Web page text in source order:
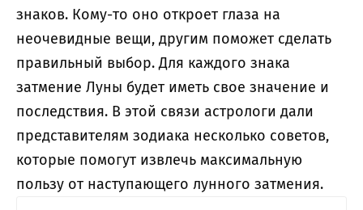
знаков. Кому-то оно откроет глаза на
неочевидные вещи, другим поможет сделать
правильный выбор. Для каждого знака
затмение Луны будет иметь свое значение и
последствия. В этой связи астрологи дали
представителям зодиака несколько советов,
которые помогут извлечь максимальную
пользу от наступающего лунного затмения.